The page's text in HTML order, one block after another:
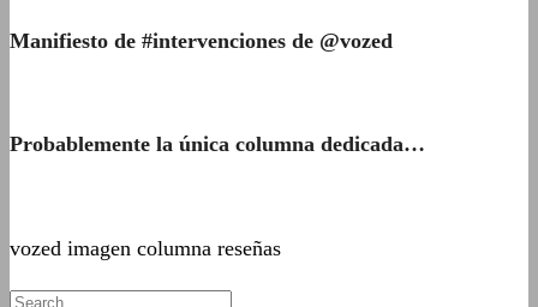
Manifiesto de #intervenciones de @vozed
Probablemente la única columna dedicada…
vozed imagen columna reseñas